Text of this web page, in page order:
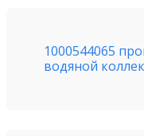
1000544065
водяной